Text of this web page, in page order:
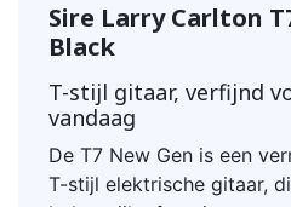
Sire Larry Carlton
Black
T-stijl gitaar, verfijnd
vandaag
De T7 New Gen is een
T-stijl elektrische gitaar,